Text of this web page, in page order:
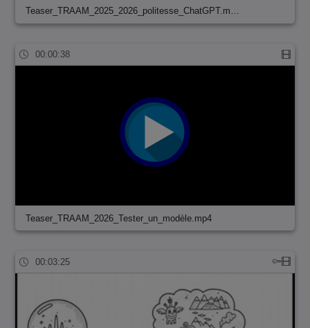
Teaser_TRAAM_2025_2026_politesse_ChatGPT.m…
00:00:38
Teaser_TRAAM_2026_Tester_un_modèle.mp4
00:03:25